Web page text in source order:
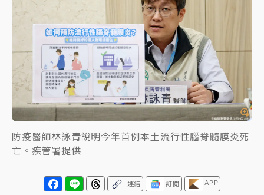
獨家｜
和欣客運總裁逝世！少東涉洗錢遭收押 戴手銬
腳鐐提前奔靈堂畫面曝
處置制度大變革！ 證交所今起縮短股票「關禁閉」天
數與撮合時間
才續任就飛美國大學面試 清大校長高為元致歉：機會
到來時引起我的好奇
白海豚颱風解除海警 西南風來了！4縣市大雨特報、各
地午後雷雨
防疫醫師林詠青說明今年首例本土流行性腦脊髓膜炎死
亡。疾管署提供
連結 訂閱 APP